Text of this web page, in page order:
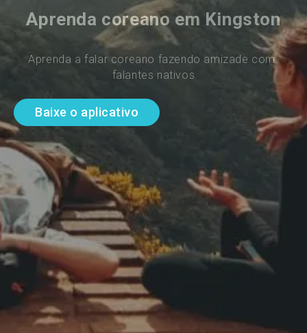
Aprenda coreano em Kingston
Aprenda a falar coreano fazendo amizade com
falantes nativos
Baixe o aplicativo